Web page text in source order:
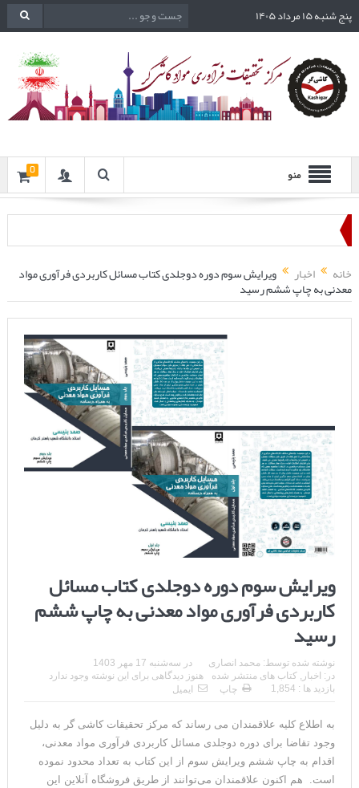
پنج شنبه ۱۵ مرداد ۱۴۰۵
منو 0
خانه اخبار ویرایش سوم دوره دوجلدی کتاب مسائل کاربردی فرآوری مواد
معدنی به چاپ ششم رسید
ویرایش سوم دوره دوجلدی کتاب مسائل
کاربردی فرآوری مواد معدنی به چاپ ششم
رسید
نوشته شده توسط: محمد انصاری در سه‌شنبه 17 مهر 1403
در: اخبار کتاب های منتشر شده
هنوز دیدگاهی برای این نوشته وجود ندارد
بازدید ها : 1,854
چاپ ایمیل
به اطلاع کلیه علاقمندان می رساند که مرکز تحقیقات کاشی گر به دلیل
وجود تقاضا برای دوره دوجلدی مسائل کاربردی فرآوری مواد معدنی،
اقدام به چاپ ششم ویرایش سوم از این کتاب به تعداد محدود نموده
است. هم اکنون علاقمندان می‌توانند از طریق فروشگاه آنلاین این